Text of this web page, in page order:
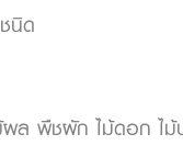
นิด
ผล พืชผัก ไม้ดอก ไม้